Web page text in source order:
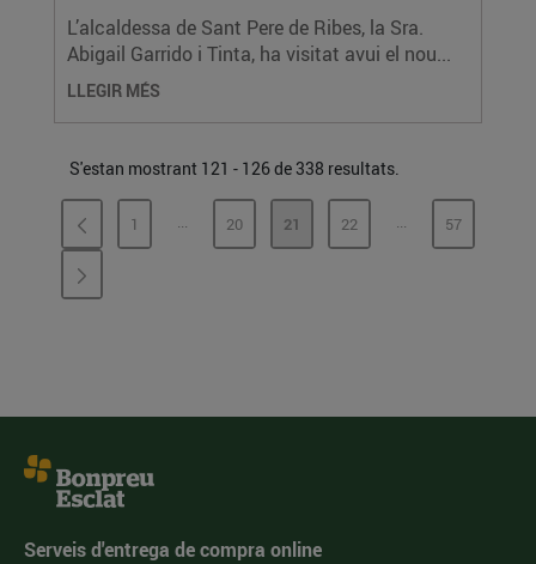
L’alcaldessa de Sant Pere de Ribes, la Sra.
Abigail Garrido i Tinta, ha visitat avui el nou...
LLEGIR MÉS
S'estan mostrant 121 - 126 de 338 resultats.
PÀGINA
1 ...PÀGINES INTERMÈDIES
PÀGINA
20 PÀGINA
21 PÀGINA
22 ...PÀGINESPÀGINA
57
Serveis d'entrega de compra online